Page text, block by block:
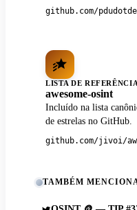
github.com/
LISTA DE
awesome-osint
Incluído na lista
de estrelas no GitHub.
github.com/jivoi/
TAMBÉM